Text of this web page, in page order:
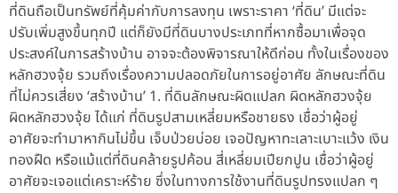
ที่ดินถือเป็นทรัพย์ที่คุ้มค่ากับการลงทุน เพราะราคา ‘ที่ดิน’ มีแต่จะ
ปรับเพิ่มสูงขึ้นทุกปี แต่ก็ยังมีที่ดินบางประเภทที่หากซื้อมาเพื่อจุด
ประสงค์ในการสร้างบ้าน อาจจะต้องพิจารณาให้ดีก่อน ทั้งในเรื่องของ
หลักฮวงจุ้ย รวมถึงเรื่องความปลอดภัยในการอยู่อาศัย ลักษณะที่ดิน
ที่ไม่ควรเสี่ยง ‘สร้างบ้าน’ 1. ที่ดินลักษณะผิดแปลก ผิดหลักฮวงจุ้ย
ผิดหลักฮวงจุ้ย ได้แก่ ที่ดินรูปสามเหลี่ยมหรือชายธง เชื่อว่าผู้อยู่
อาศัยจะทำมาหากินไม่ขึ้น เจ็บป่วยบ่อย เจอปัญหาทะเลาะเบาะแว้ง เงิน
ทองฝืด หรือแม้แต่ที่ดินคล้ายรูปค้อน สี่เหลี่ยมเปียกปูน เชื่อว่าผู้อยู่
อาศัยจะเจอแต่เคราะห์ร้าย ซึ่งในทางการใช้งานที่ดินรูปทรงแปลก ๆ